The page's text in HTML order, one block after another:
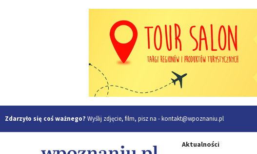
Zdarzyło się coś ważnego? Wyślij zdjęcie, film, pisz na -kontakt@wpoznaniu.pl
Aktualności